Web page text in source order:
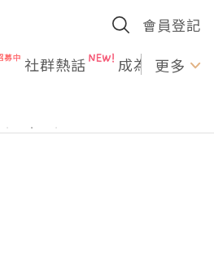
會員登記
社群熱話 成為U更多